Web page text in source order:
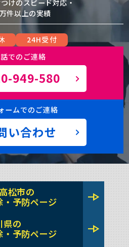
けのスピード対応・
件以上の実績
24H受付
でのご連絡
949-580
ームでのご連絡
い合わせ
松市の
・予防ページ
line_end_arrow
県の
・予防ページ
line_end_arrow